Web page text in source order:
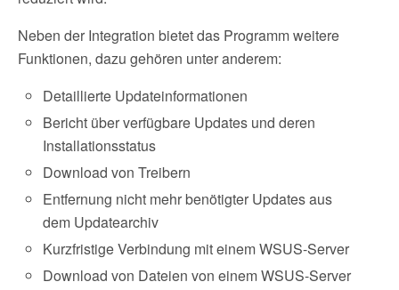
Neben der Integration bietet das Programm weitere
Funktionen, dazu gehören unter anderem:
Detaillierte Updateinformationen
Bericht über verfügbare Updates und deren
Installationsstatus
Download von Treibern
Entfernung nicht mehr benötigter Updates aus
dem Updatearchiv
Kurzfristige Verbindung mit einem WSUS-Server
Download von Dateien von einem WSUS-Server